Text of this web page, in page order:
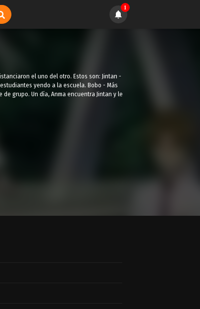
1
el uno del otro. Estos son: Jintan -
yendo a la escuela. Bobo - Más
grupo. Un día, Anma encuentra Jintan y le